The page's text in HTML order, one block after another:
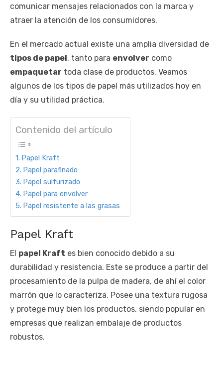
comunicar mensajes relacionados con la marca y
atraer la atención de los consumidores.
En el mercado actual existe una amplia diversidad de
tipos de papel , tanto para envolver como
empaquetar toda clase de productos. Veamos
algunos de los tipos de papel más utilizados hoy en
día y su utilidad práctica.
Contenido del artículo
Papel Kraft
Papel parafinado
Papel sulfurizado
Papel para envolver
Papel resistente a las grasas
Papel Kraft
El papel Kraft es bien conocido debido a su
durabilidad y resistencia. Este se produce a partir del
procesamiento de la pulpa de madera, de ahí el color
marrón que lo caracteriza. Posee una textura rugosa
y protege muy bien los productos, siendo popular en
empresas que realizan embalaje de productos
robustos.